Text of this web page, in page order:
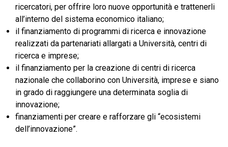
ricercatori, per offrire loro nuove opportunità e trattenerli
all’interno del sistema economico italiano;
il finanziamento di programmi di ricerca e innovazione
realizzati da partenariati allargati a Università, centri di
ricerca e imprese;
il finanziamento per la creazione di centri di ricerca
nazionale che collaborino con Università, imprese e siano
in grado di raggiungere una determinata soglia di
innovazione;
finanziamenti per creare e rafforzare gli “ecosistemi
dell’innovazione”.